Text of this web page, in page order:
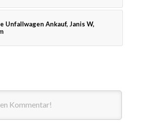
Unfallwagen Ankauf, Janis W,